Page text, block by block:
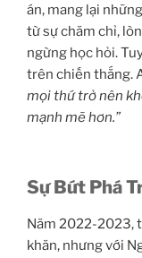
án, mang lại
từ sự chăm chỉ,
ngừng học hỏi.
trên chiến thắng.
mọi thứ trở nên
mạnh mẽ hơn.”
Sự Bứt Phá
Năm 2022-2023,
khăn, nhưng với